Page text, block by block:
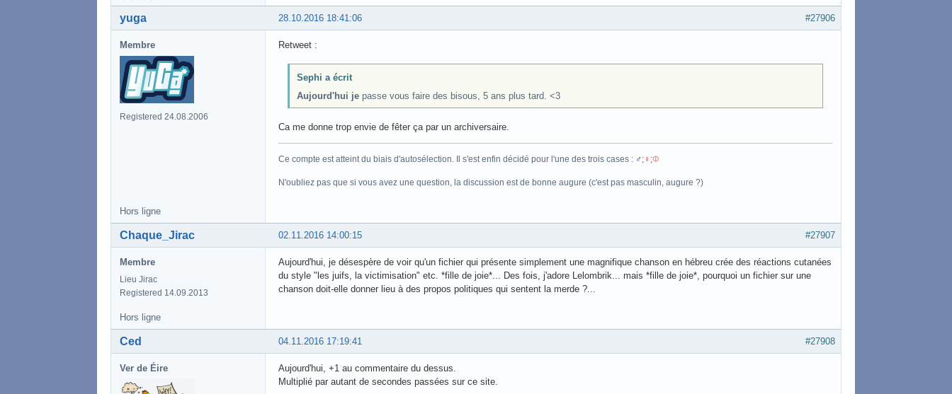
#27906
28.10.2016 18:41:06
yuga
Membre
Registered 24.08.2006
Retweet :
Sephi a écrit
Aujourd'hui jepasse vous faire des bisous, 5 ans plus tard. <3
Ca me donne trop envie de fêter ça par un archiversaire.
Ce compte est atteint du biais d'autosélection. Il s'est enfin décidé pour l'une des trois cases : ♂ ;♀ ;Φ
N'oubliez pas que si vous avez une question, la discussion est de bonne augure (c'est pas masculin, augure ?)
Hors ligne
#27907
02.11.2016 14:00:15
Chaque_Jirac
Membre
Lieu Jirac
Registered 14.09.2013
Aujourd'hui, je désespère de voir qu'un fichier qui présente simplement une magnifique chanson en hébreu crée des réactions cutanées
du style "les juifs, la victimisation" etc. *fille de joie*... Des fois, j'adore Lelombrik... mais *fille de joie*, pourquoi un fichier sur une
chanson doit-elle donner lieu à des propos politiques qui sentent la merde ?...
Hors ligne
#27908
04.11.2016 17:19:41
Ced
Ver de Éire
Aujourd'hui, +1 au commentaire du dessus.
Multiplié par autant de secondes passées sur ce site.